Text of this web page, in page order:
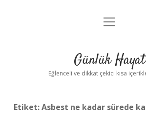
Anasayfa
Yasal Uyarı
menüyü
Günlük Hayat
Eğlenceli ve dikkat çekici kısa
Etiket:Asbest ne kadar sürede